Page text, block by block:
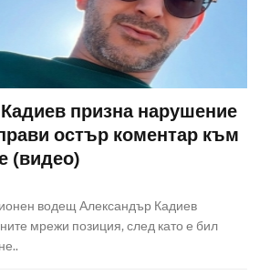
призна нарушение
остър коментар към
(видео)
водещ Александър Кадиев
мрежи позиция, след като е бил